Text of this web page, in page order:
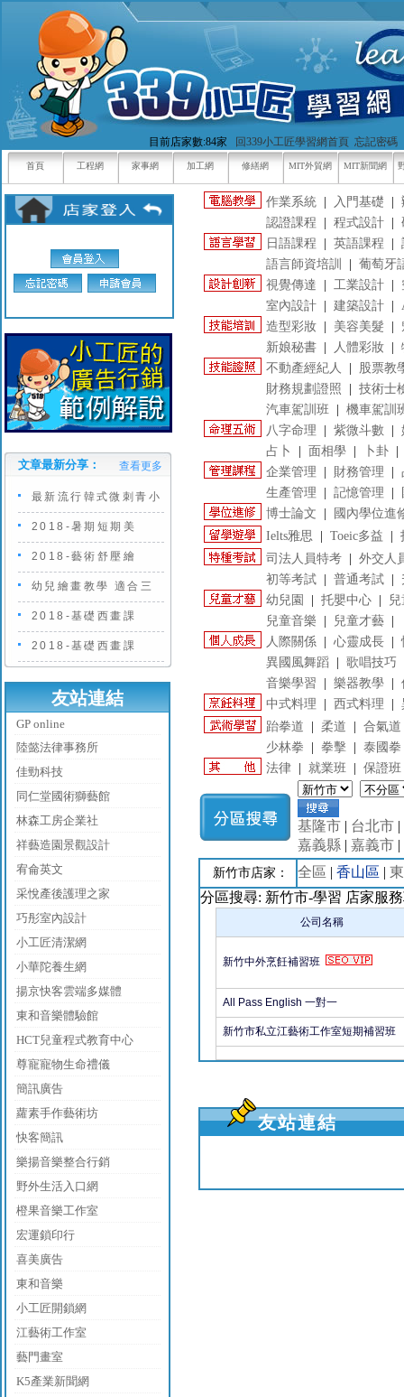
目前店家數:84家 回339小工匠學習網首頁 忘記密碼
首頁 工程網 家事網 加工網 修繕網 MIT外貿網 MIT新聞網
文章最新分享： 查看更多
最新流行韓式微刺青小
2018-暑期短期美
2018-藝術舒壓繪
幼兒繪畫教學 適合三
2018-基礎西畫課
2018-基礎西畫課
友站連結
GP online
陸懿法律事務所
佳勁科技
同仁堂國術獅藝館
林森工房企業社
祥藝造園景觀設計
宥侖英文
采悅產後護理之家
巧彤室內設計
小工匠清潔網
小華陀養生網
揚京快客雲端多媒體
東和音樂體驗館
HCT兒童程式教育中心
尊寵寵物生命禮儀
簡訊廣告
蘿素手作藝術坊
快客簡訊
樂揚音樂整合行銷
野外生活入口網
橙果音樂工作室
宏運鎖印行
喜美廣告
東和音樂
小工匠開鎖網
江藝術工作室
藝門畫室
K5產業新聞網
作業系統 入門基礎
認證課程
程式設計
日語課程
英語課程
語言師資培訓
葡萄牙
視覺傳達
工業設計
室內設計
建築設計
造型彩妝
美容美髮
新娘秘書
人體彩妝
不動產經紀人
股票教
財務規劃證照
技術士
汽車駕訓班
機車駕訓
八字命理
紫微斗數
占卜
面相學 卜卦
企業管理
財務管理
生產管理
記憶管理
博士論文
國內學位進
Ielts雅思
Toeic多益
司法人員特考
外交人
初等考試
普通考試
幼兒園
托嬰中心
兒童音樂
兒童才藝
人際關係
心靈成長 |
異國風舞蹈
歌唱技巧
音樂學習
樂器教學
中式料理
西式料理
跆拳道
柔道 合氣道
少林拳
拳擊 泰國拳
法律
就業班 保證班
基隆市 | 台北市 |
嘉義縣 | 嘉義市 |
新竹市店家： 全區 | 香山區 |
分區搜尋: 新竹市-學習 店家服
公司名稱
新竹中外烹飪補習班
All Pass English 一對一
新竹市私立江藝術工作室短期補習班
友站連結